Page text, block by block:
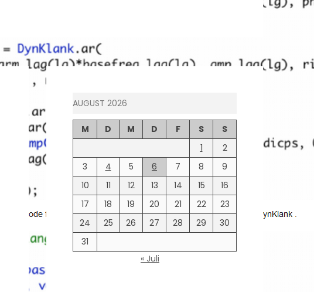
AUGUST 2026
M D M D F S
S
1
2
3
4 5 6 7 8
9
10
11 12 13 14 15
16
17
18 19 20 21 22
23
24
25 26 27 28 29
30
31
« Juli